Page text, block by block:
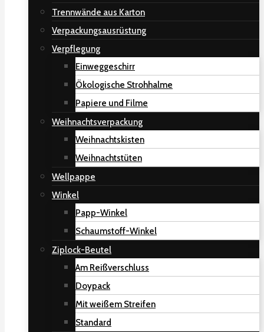
Trennwände aus Karton
Verpackungsausrüstung
Verpflegung
Einweggeschirr
Ökologische Strohhalme
Papiere und Filme
Weihnachtsverpackung
Weihnachtskisten
Weihnachtstüten
Wellpappe
Winkel
Papp-Winkel
Schaumstoff-Winkel
Ziplock-Beutel
Am Reißverschluss
Doypack
Mit weißem Streifen
Standard